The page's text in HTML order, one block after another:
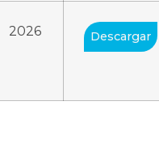
2026 Descargar